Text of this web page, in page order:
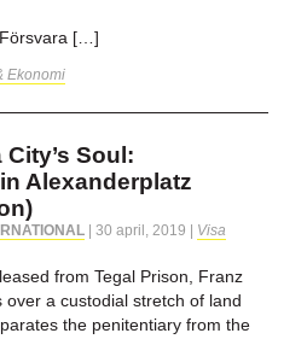
[…]
Ekonomi
Soul:
Alexanderplatz
30 april, 2019
Visa
from Tegal Prison, Franz
over a custodial stretch of land
the penitentiary from the